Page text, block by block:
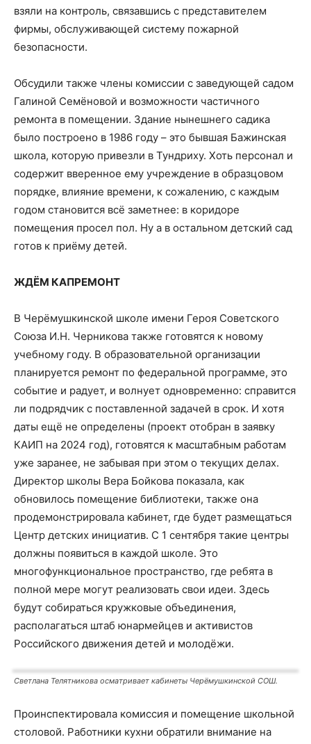
взяли на контроль, связавшись с представителем
фирмы, обслуживающей систему пожарной
безопасности.
Обсудили также члены комиссии с заведующей садом
Галиной Семёновой и возможности частичного
ремонта в помещении. Здание нынешнего садика
было построено в 1986 году – это бывшая Бажинская
школа, которую привезли в Тундриху. Хоть персонал и
содержит вверенное ему учреждение в образцовом
порядке, влияние времени, к сожалению, с каждым
годом становится всё заметнее: в коридоре
помещения просел пол. Ну а в остальном детский сад
готов к приёму детей.
ЖДЁМ КАПРЕМОНТ
В Черёмушкинской школе имени Героя Советского
Союза И.Н. Черникова также готовятся к новому
учебному году. В образовательной организации
планируется ремонт по федеральной программе, это
событие и радует, и волнует одновременно: справится
ли подрядчик с поставленной задачей в срок. И хотя
даты ещё не определены (проект отобран в заявку
КАИП на 2024 год), готовятся к масштабным работам
уже заранее, не забывая при этом о текущих делах.
Директор школы Вера Бойкова показала, как
обновилось помещение библиотеки, также она
продемонстрировала кабинет, где будет размещаться
Центр детских инициатив. С 1 сентября такие центры
должны появиться в каждой школе. Это
многофункциональное пространство, где ребята в
полной мере могут реализовать свои идеи. Здесь
будут собираться кружковые объединения,
располагаться штаб юнармейцев и активистов
Российского движения детей и молодёжи.
Светлана Телятникова осматривает кабинеты Черёмушкинской СОШ.
Проинспектировала комиссия и помещение школьной
столовой. Работники кухни обратили внимание на